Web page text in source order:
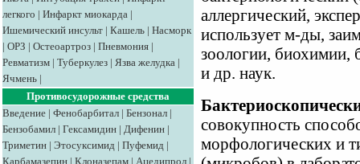
легкого | Инфаркт миокарда |
Ишемический инсульт | Кашель | Насморк
| ОРЗ | Остеоартроз | Пневмония |
Ревматизм | Туберкулез | Язва желудка |
Ячмень |
Противосудорожные средства
Введение | Фенобарбитал | Бензонал |
Бензобамил | Гексамидин | Дифенин |
Триметин | Этосуксимид | Пуфемид |
Карбамазепин | Клоназепам | Ацедипрол |
аллергический,
использует м-ды,
зоологии, биохимии,
и др. наук.
совокупность
морфологических и